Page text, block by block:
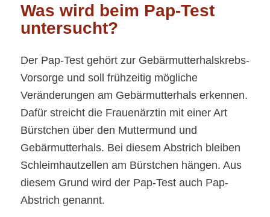
Was wird beim Pap-Test
untersucht?
Der Pap-Test gehört zur Gebärmutterhalskrebs-
Vorsorge und soll frühzeitig mögliche
Veränderungen am Gebärmutterhals erkennen.
Dafür streicht die Frauenärztin mit einer Art
Bürstchen über den Muttermund und
Gebärmutterhals. Bei diesem Abstrich bleiben
Schleimhautzellen am Bürstchen hängen. Aus
diesem Grund wird der Pap-Test auch Pap-
Abstrich genannt.